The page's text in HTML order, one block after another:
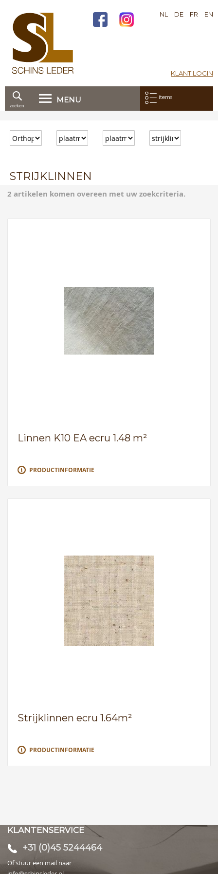
KLANT LOGIN
NL DE FR EN
MENU Mijn bestelling:
items
door
naar
zoeken
STRIJKLINNEN
2 artikelen komen overeen met uw zoekcriteria.
Linnen K10 EA ecru 1.48 m²
PRODUCTINFORMATIE
Strijklinnen ecru 1.64m²
PRODUCTINFORMATIE
KLANTENSERVICE
+31 (0)45 5244464
Of stuur een mail naar